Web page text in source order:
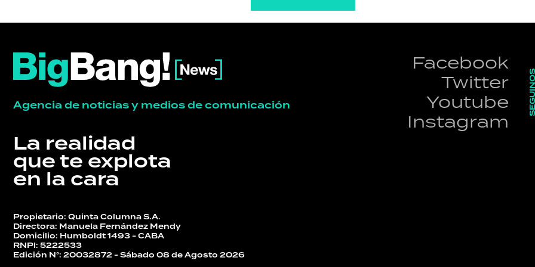
Agencia de noticias y medios de comunicación
La realidad
que te explota
en la cara
Facebook
Twitter
Youtube
Instagram
Propietario: Quinta Columna S.A.
Directora: Manuela Fernández Mendy
Domicilio: Humboldt 1493 - CABA
RNPI: 5222533
Edición N°: 20032872 - Sábado 08 de Agosto 2026